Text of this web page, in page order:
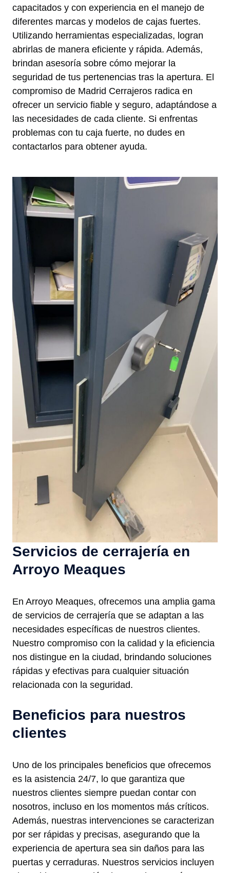
capacitados y con experiencia en el manejo de
diferentes marcas y modelos de cajas fuertes.
Utilizando herramientas especializadas, logran
abrirlas de manera eficiente y rápida. Además,
brindan asesoría sobre cómo mejorar la
seguridad de tus pertenencias tras la apertura. El
compromiso de Madrid Cerrajeros radica en
ofrecer un servicio fiable y seguro, adaptándose a
las necesidades de cada cliente. Si enfrentas
problemas con tu caja fuerte, no dudes en
contactarlos para obtener ayuda.
Servicios de cerrajería en
Arroyo Meaques
En Arroyo Meaques, ofrecemos una amplia gama
de servicios de cerrajería que se adaptan a las
necesidades específicas de nuestros clientes.
Nuestro compromiso con la calidad y la eficiencia
nos distingue en la ciudad, brindando soluciones
rápidas y efectivas para cualquier situación
relacionada con la seguridad.
Beneficios para nuestros
clientes
Uno de los principales beneficios que ofrecemos
es la asistencia 24/7, lo que garantiza que
nuestros clientes siempre puedan contar con
nosotros, incluso en los momentos más críticos.
Además, nuestras intervenciones se caracterizan
por ser rápidas y precisas, asegurando que la
experiencia de apertura sea sin daños para las
puertas y cerraduras. Nuestros servicios incluyen